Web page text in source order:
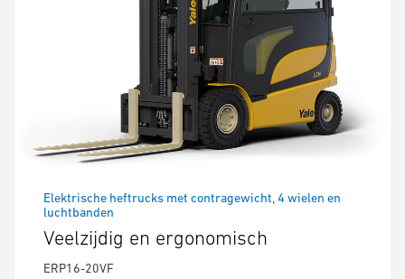
Elektrische heftrucks met contragewicht, 4 wielen en
luchtbanden
Veelzijdig en ergonomisch
ERP16-20VF